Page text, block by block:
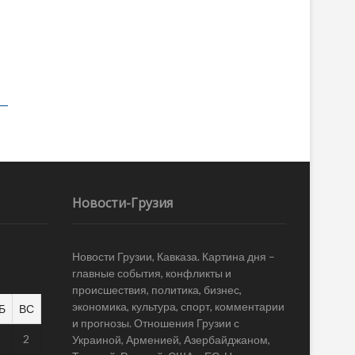
ВС
2
Новости-Грузия
Новости Грузии, Кавказа. Картина дня –
главные события, конфликты и
происшествия, политика, бизнес,
экономика, культура, спорт, комментарии
и прогнозы. Отношения Грузии с
Украиной, Арменией, Азербайджаном,